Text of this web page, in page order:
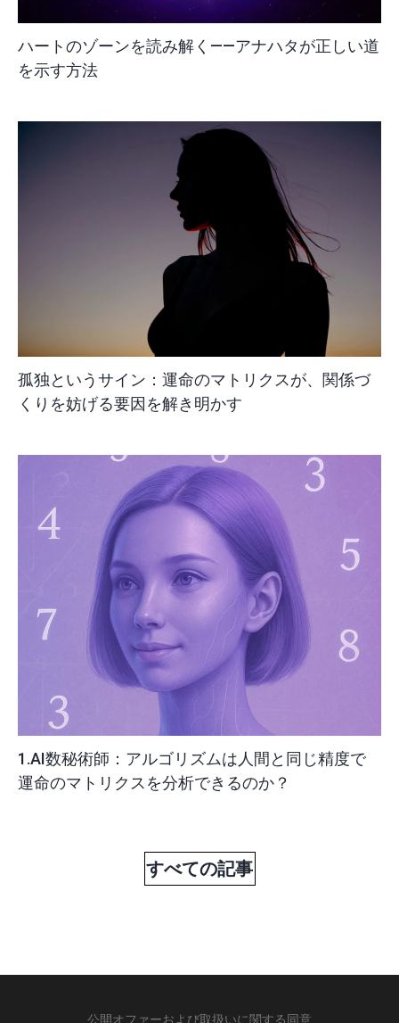
ハートのゾーンを読み解く——アナハタが正しい道
を示す方法
孤独というサイン：運命のマトリクスが、関係づ
くりを妨げる要因を解き明かす
1.AI数秘術師：アルゴリズムは人間と同じ精度で
運命のマトリクスを分析できるのか？
すべての記事
公開オファーおよび取扱いに関する同意